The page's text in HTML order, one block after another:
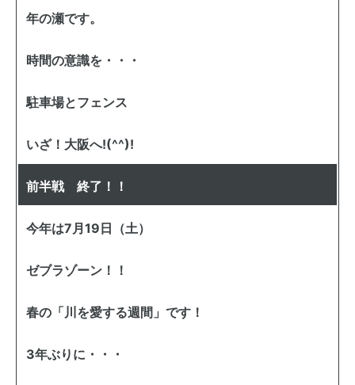
年の瀬です。
時間の意識を・・・
駐車場とフェンス
いざ！大阪へ!(^^)!
前半戦 終了！！
今年は7月19日（土）
ゼブラゾーン！！
春の「川を愛する週間」です！
3年ぶりに・・・